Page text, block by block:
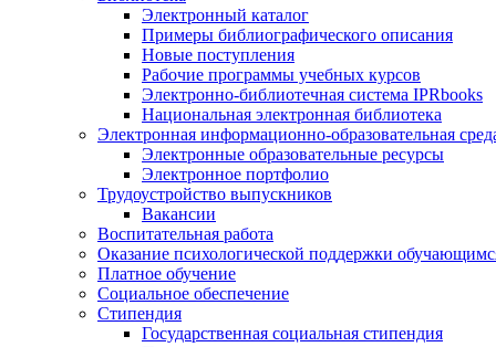
Электронный каталог
Примеры библиографического описания
Новые поступления
Рабочие программы учебных курсов
Электронно-библиотечная система IPRbooks
Национальная электронная библиотека
Электронная информационно-образовательная
Электронные образовательные ресурсы
Электронное портфолио
Трудоустройство выпускников
Вакансии
Воспитательная работа
Оказание психологической поддержки
Платное обучение
Социальное обеспечение
Стипендия
Государственная социальная стипендия